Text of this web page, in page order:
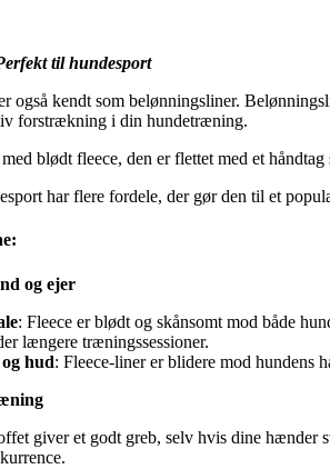
til hundesport
også kendt som belønningsliner.
forstrækning i din hundetræning.
blødt fleece, den er flettet med et
har flere fordele, der gør den til et
og ejer
: Fleece er blødt og skånsomt mod både
længere træningssessioner.
hud: Fleece-liner er blidere mod hundens
giver et godt greb, selv hvis dine hænder